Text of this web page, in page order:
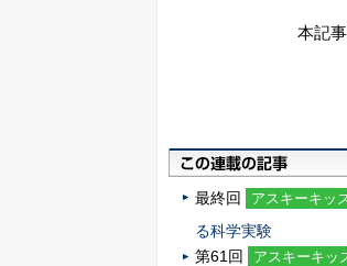
本記
最終回 アスキーキッ
る科学実験
第61回
アスキーキッ